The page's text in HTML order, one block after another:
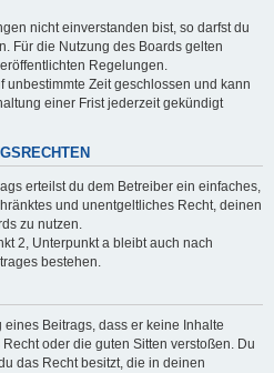
nicht einverstanden bist, so darfst du
Für die Nutzung des Boards gelten
Regelungen.
unbestimmte Zeit geschlossen und kann
einer Frist jederzeit gekündigt
erteilst du dem Betreiber ein einfaches,
und unentgeltliches Recht, deinen
zu nutzen.
2, Unterpunkt a bleibt auch nach
bestehen.
eines Beitrags, dass er keine Inhalte
oder die guten Sitten verstoßen. Du
das Recht besitzt, die in deinen